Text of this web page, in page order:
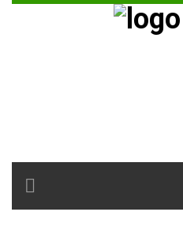
Toggle
navigation